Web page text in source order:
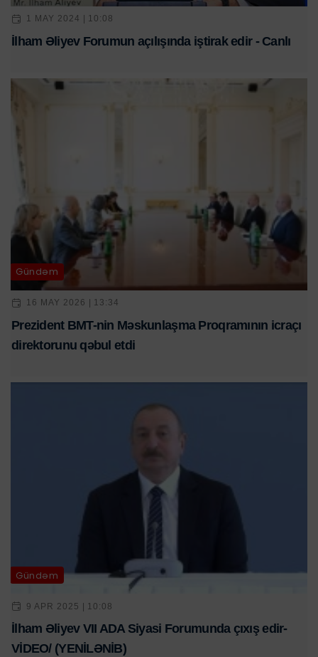
1 MAY 2024 | 10:08
İlham Əliyev Forumun açılışında iştirak edir - Canlı
Gündəm
16 MAY 2026 | 13:34
Prezident BMT-nin Məskunlaşma Proqramının icraçı
direktorunu qəbul etdi
Gündəm
9 APR 2025 | 10:08
İlham Əliyev VII ADA Siyasi Forumunda çıxış edir-
VİDEO/ (YENİLƏNİB)